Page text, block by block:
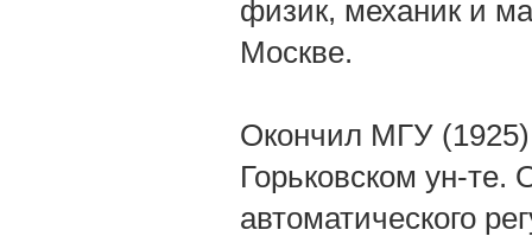
физик, механик и
Москве.
Окончил МГУ
Горьковском ун-те.
автоматического